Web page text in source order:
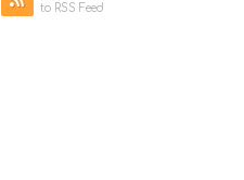
to RSS Feed